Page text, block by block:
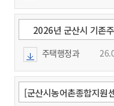
2026년 군산시 기존
주택행정과
[군산시농어촌종합지원